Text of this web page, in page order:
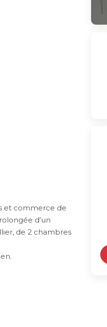
et commerce de
d'un
de 2 chambres